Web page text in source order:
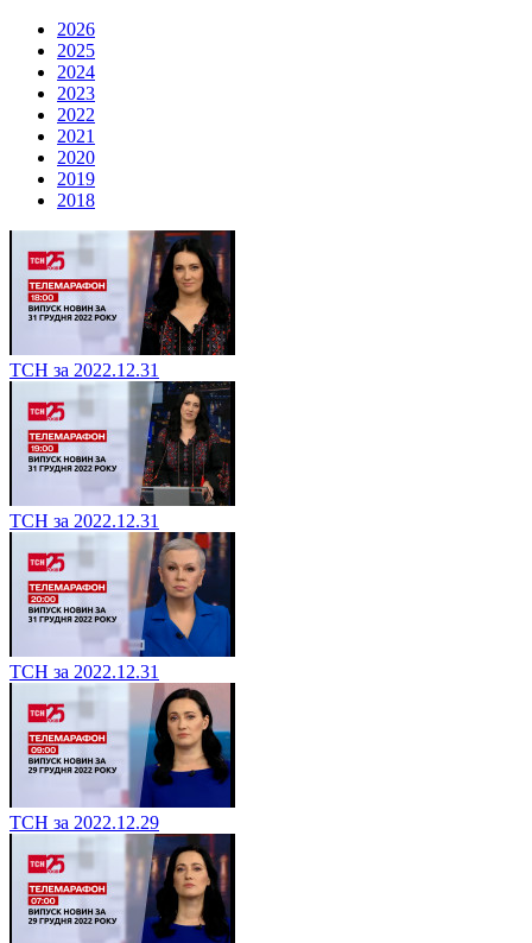
2026
2025
2024
2023
2022
2021
2020
2019
2018
ТСН за 2022.12.31
ТСН за 2022.12.31
ТСН за 2022.12.31
ТСН за 2022.12.29